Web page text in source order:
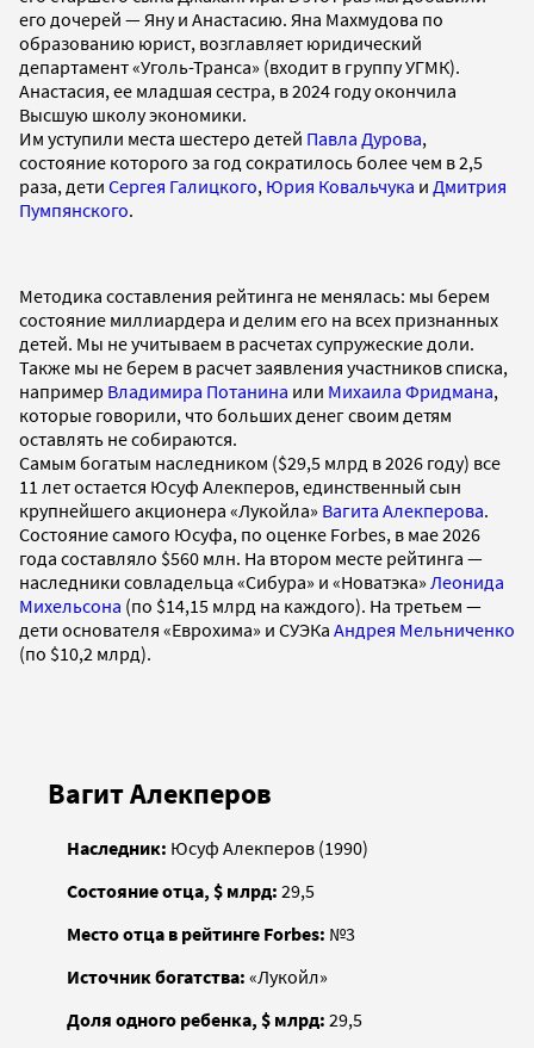
его дочерей — Яну и Анастасию. Яна Махмудова по
образованию юрист, возглавляет юридический
департамент «Уголь-Транса» (входит в группу УГМК).
Анастасия, ее младшая сестра, в 2024 году окончила
Высшую школу экономики.
Им уступили места шестеро детей Павла Дурова,
состояние которого за год сократилось более чем в 2,5
раза, дети Сергея Галицкого, Юрия Ковальчука и Дмитрия
Пумпянского.
Методика составления рейтинга не менялась: мы берем
состояние миллиардера и делим его на всех признанных
детей. Мы не учитываем в расчетах супружеские доли.
Также мы не берем в расчет заявления участников списка,
например Владимира Потанина или Михаила Фридмана,
которые говорили, что больших денег своим детям
оставлять не собираются.
Самым богатым наследником ($29,5 млрд в 2026 году) все
11 лет остается Юсуф Алекперов, единственный сын
крупнейшего акционера «Лукойла» Вагита Алекперова.
Состояние самого Юсуфа, по оценке Forbes, в мае 2026
года составляло $560 млн. На втором месте рейтинга —
наследники совладельца «Сибура» и «Новатэка» Леонида
Михельсона (по $14,15 млрд на каждого). На третьем —
дети основателя «Еврохима» и СУЭКа Андрея Мельниченко
(по $10,2 млрд).
Вагит Алекперов
Наследник: Юсуф Алекперов (1990)
Состояние отца, $ млрд: 29,5
Место отца в рейтинге Forbes: №3
Источник богатства: «Лукойл»
Доля одного ребенка, $ млрд: 29,5